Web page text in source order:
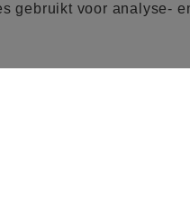
gebruikt voor analyse-